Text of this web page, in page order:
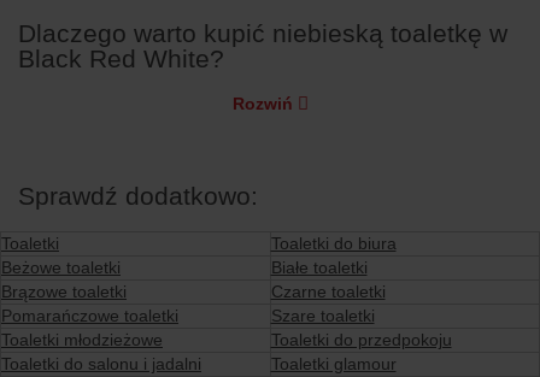
Dlaczego warto kupić niebieską toaletkę w
Black Red White?
Rozwiń
Sprawdź dodatkowo:
Toaletki
Toaletki do biura
Beżowe toaletki
Białe toaletki
Brązowe toaletki
Czarne toaletki
Pomarańczowe toaletki
Szare toaletki
Toaletki młodzieżowe
Toaletki do przedpokoju
Toaletki do salonu i jadalni
Toaletki glamour